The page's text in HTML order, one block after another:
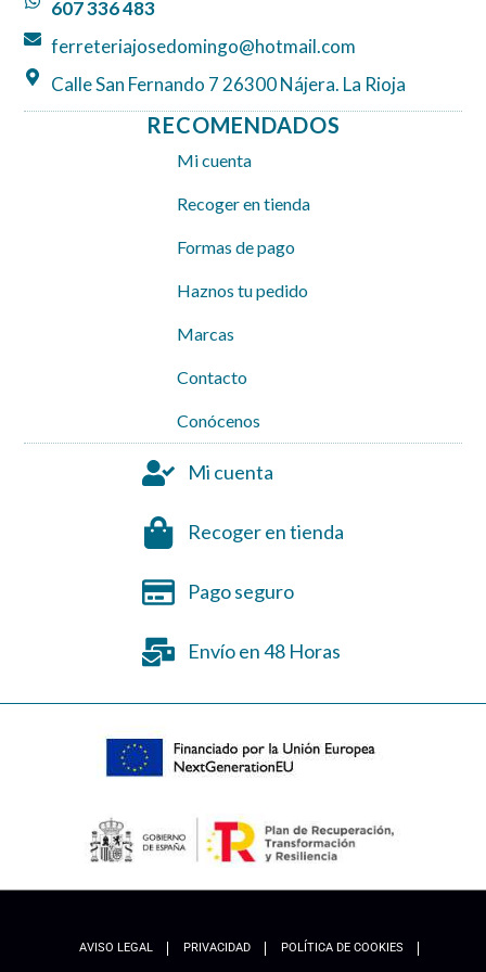
607 336 483
ferreteriajosedomingo@hotmail.com
Calle San Fernando 7 26300 Nájera. La Rioja
RECOMENDADOS
Mi cuenta
Recoger en tienda
Formas de pago
Haznos tu pedido
Marcas
Contacto
Conócenos
Mi cuenta
Recoger en tienda
Pago seguro
Envío en 48 Horas
AVISO LEGAL PRIVACIDAD POLÍTICA DE COOKIES